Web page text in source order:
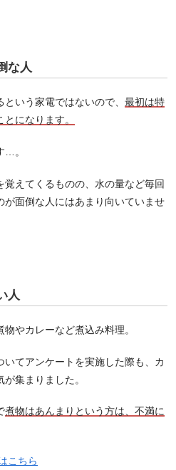
な人
いう家電ではないので、 最初は特
になります。
…。
えてくるものの、水の量など毎回
面倒な人にはあまり向いていませ
人
やカレーなど煮込み料理。
いてアンケートを実施した際も、カ
集まりました。
煮物はあんまりという方は、不満に
こちら